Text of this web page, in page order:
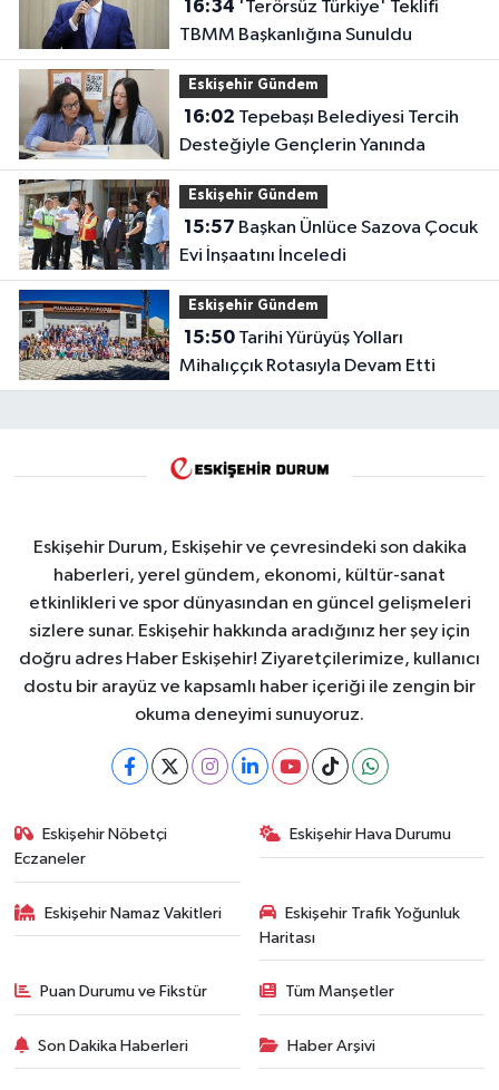
16:34
TBMM Başkanlığına Sunuldu
Eskişehir Gündem
16:02
Desteğiyle Gençlerin Yanında
Eskişehir Gündem
15:57
Evi İnşaatını İnceledi
Eskişehir Gündem
15:50Tarihi Yürüyüş Yolları
Mihalıççık Rotasıyla Devam Etti
Eskişehir Durum, Eskişehir ve çevresindeki son dakika
haberleri, yerel gündem, ekonomi, kültür-sanat
etkinlikleri ve spor dünyasından en güncel gelişmeleri
sizlere sunar. Eskişehir hakkında aradığınız her şey için
doğru adres Haber Eskişehir! Ziyaretçilerimize, kullanıcı
dostu bir arayüz ve kapsamlı haber içeriği ile zengin bir
okuma deneyimi sunuyoruz.
Eskişehir Nöbetçi
Eczaneler
Eskişehir Hava Durumu
Eskişehir Namaz Vakitleri
Eskişehir Trafik Yoğunluk
Haritası
Puan Durumu ve Fikstür Tüm Manşetler
Son Dakika Haberleri Haber Arşivi